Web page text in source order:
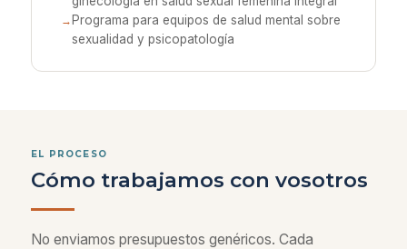
Programa para equipos de salud mental sobre
sexualidad y psicopatología
EL PROCESO
Cómo trabajamos con vosotros
No enviamos presupuestos genéricos. Cada